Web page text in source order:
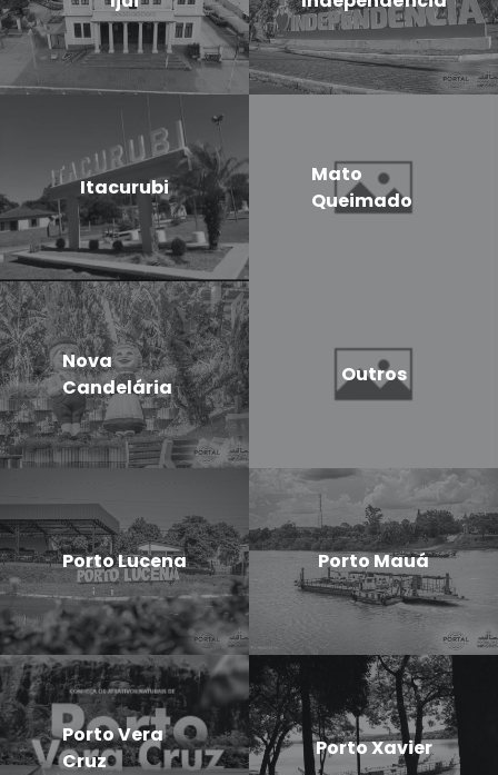
Itacurubi
Mato
Queimado
Nova
Candelária
Outros
Porto Lucena Porto Mauá
Porto Vera
Cruz
Porto Xavier